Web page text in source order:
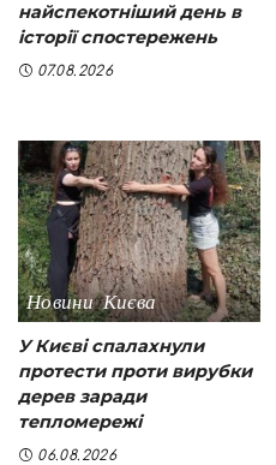
найспекотніший день в
історії спостережень
07.08.2026
Новини Києва
У Києві спалахнули
протести проти вирубки
дерев заради
тепломережі
06.08.2026